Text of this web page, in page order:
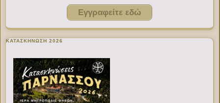
Εγγραφείτε εδώ
ΚΑΤΑΣΚΗΝΩΣΗ 2026